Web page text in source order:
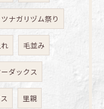
ツナガリヅム祭り
毛並み
ダックス
里親